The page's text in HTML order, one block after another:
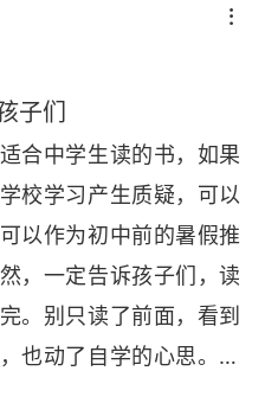
后的自我开窍中领悟。
诉鞋的材质和尺码，但
自己穿过、走过远路才
的价值，在于其身教示
。好老师不是光讲课，
想学。老师就像火把。
是用他自己的热情和行
对知识和技能的好奇与
子们
合中学生读的书，如果
校学习产生质疑，可以
以作为初中前的暑假推
，一定告诉孩子们，读
。别只读了前面，看到
也动了自学的心思。另
者引用的案例来看，作